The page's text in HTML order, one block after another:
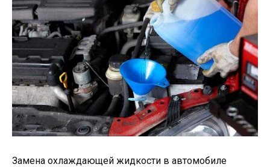
Замена охлаждающей жидкости в автомобиле